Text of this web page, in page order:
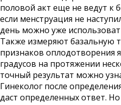
половой акт еще не ведут к
если менструация не
день можно уже
Также измеряют базальную
признаков оплодотворения
градусов на протяжении
точный результат можно
Гинеколог после
даст определенных ответ.